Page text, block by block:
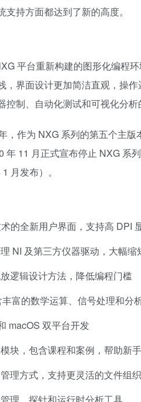
持方面都达到了新的高度。
平台重新构建的图形化编程
，界面设计更加简洁直观，操
制、自动化测试和可视化分析
，作为 NXG 系列的第五个主
年 11 月正式宣布停止 NXG 系
月发布）。
的全新用户界面，支持高 DPI
NI 及第三方仪器驱动，大幅缩
逻辑设计方法，降低编程门槛
富的数学运算、信号处理和分
macOS 双平台开发
块，包含课程和案例，帮助新
理方式，支持更灵活的文件组